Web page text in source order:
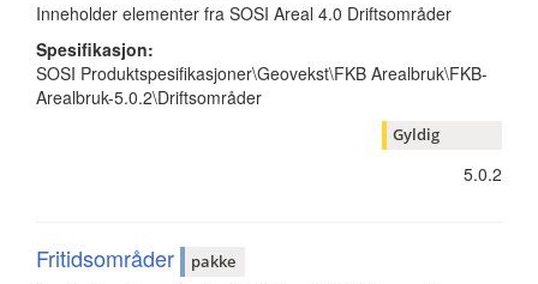
Inneholder elementer fra SOSI Areal 4.0 Driftsområder
Spesifikasjon:
SOSI Produktspesifikasjoner\Geovekst\FKB Arealbruk\FKB-
Arealbruk-5.0.2\Driftsområder
Gyldig
5.0.2
Fritidsområder pakke